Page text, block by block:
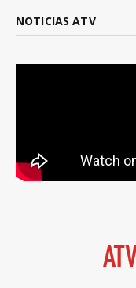
NOTICIAS ATV